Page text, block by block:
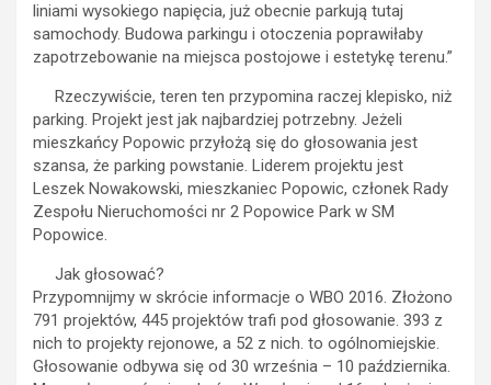
liniami wysokiego napięcia, już obecnie parkują tutaj
samochody. Budowa parkingu i otoczenia poprawiłaby
zapotrzebowanie na miejsca postojowe i estetykę terenu.”
Rzeczywiście, teren ten przypomina raczej klepisko, niż
parking. Projekt jest jak najbardziej potrzebny. Jeżeli
mieszkańcy Popowic przyłożą się do głosowania jest
szansa, że parking powstanie. Liderem projektu jest
Leszek Nowakowski, mieszkaniec Popowic, członek Rady
Zespołu Nieruchomości nr 2 Popowice Park w SM
Popowice.
Jak głosować?
Przypomnijmy w skrócie informacje o WBO 2016. Złożono
791 projektów, 445 projektów trafi pod głosowanie. 393 z
nich to projekty rejonowe, a 52 z nich. to ogólnomiejskie.
Głosowanie odbywa się od 30 września – 10 października.